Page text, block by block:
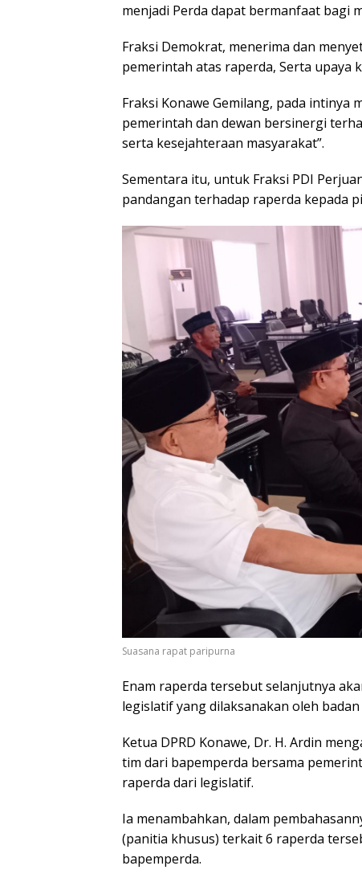
menjadi Perda dapat bermanfaat bagi
Fraksi Demokrat, menerima dan
pemerintah atas raperda, Serta upaya
Fraksi Konawe Gemilang, pada intinya
pemerintah dan dewan bersinergi
serta kesejahteraan masyarakat”.
Sementara itu, untuk Fraksi PDI
pandangan terhadap raperda kepada
Suasana rapat paripurna
Enam raperda tersebut selanjutnya
legislatif yang dilaksanakan oleh
Ketua DPRD Konawe, Dr. H. Ardin
tim dari bapemperda bersama
raperda dari legislatif.
Ia menambahkan, dalam
(panitia khusus) terkait 6 raperda
bapemperda.